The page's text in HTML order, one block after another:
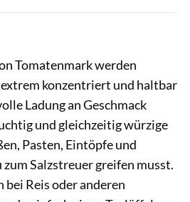
Tomatenmark werden
konzentriert und haltbar
Ladung an Geschmack
und gleichzeitig würzige
Pasten, Eintöpfe und
zum Salzstreuer greifen musst.
Reis oder anderen